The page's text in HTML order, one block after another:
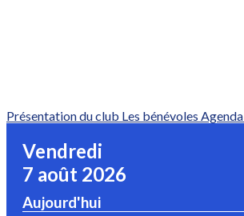
Présentation du club Les bénévoles Agenda
Vendredi
7 août 2026
Aujourd'hui